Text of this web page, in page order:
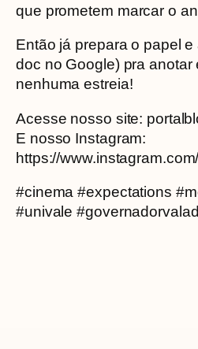
que prometem marcar o
Então já prepara o papel
doc no Google) pra anotar
nenhuma estreia!
Acesse nosso site:
E nosso Instagram:
https://
#cinema #expectations
#univale